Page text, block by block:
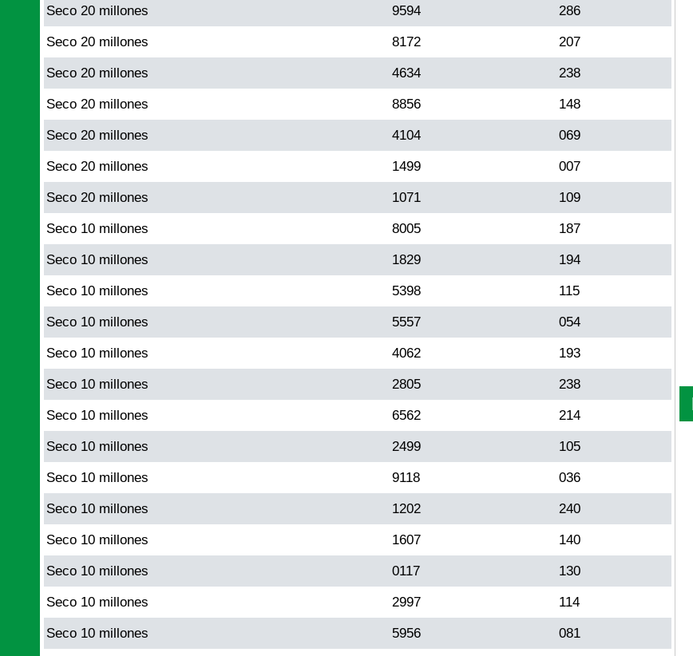
Seco 20 millones 9594 286
Seco 20 millones 8172 207
Seco 20 millones 4634 238
Seco 20 millones 8856 148
Seco 20 millones 4104 069
Seco 20 millones 1499 007
Seco 20 millones 1071 109
Seco 10 millones 8005 187
Seco 10 millones 1829 194
Seco 10 millones 5398 115
Seco 10 millones 5557 054
Seco 10 millones 4062 193
Seco 10 millones 2805 238
Seco 10 millones 6562 214
Seco 10 millones 2499 105
Seco 10 millones 9118 036
Seco 10 millones 1202 240
Seco 10 millones 1607 140
Seco 10 millones 0117 130
Seco 10 millones 2997 114
Seco 10 millones 5956 081